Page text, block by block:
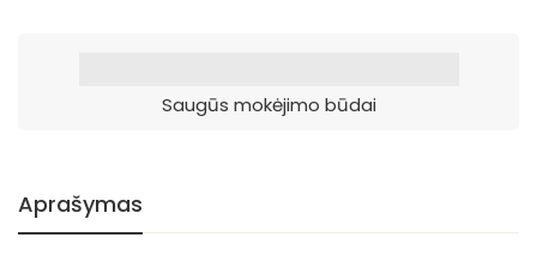
Saugūs mokėjimo būdai
Aprašymas